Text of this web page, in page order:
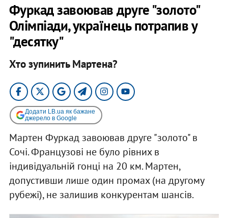
Фуркад завоював друге "золото"
Олімпіади, українець потрапив у
"десятку"
Хто зупинить Мартена?
Додати LB.ua як бажане
джерело в Google
Мартен Фуркад завоював друге "золото" в
Сочі. Французові не було рівних в
індивідуальній гонці на 20 км. Мартен,
допустивши лише один промах (на другому
рубежі), не залишив конкурентам шансів.